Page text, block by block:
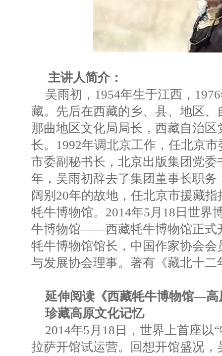
主讲人简介：
吴雨初，1954年生于江西，
藏。先后在西藏的乡、县、地区
那曲地区文化局局长，西藏自治
长。1992年调北京工作，任北京
市委副秘书长，北京出版集团党委
年，吴雨初辞去了集团董事长职
阔别20年的故地，任北京市援藏
牦牛博物馆。2014年5月18日世界
牛博物馆——西藏牦牛博物馆正式
牦牛博物馆馆长，中国作家协会
与发展协会理事。著有《藏北十
延伸阅读《西藏牦牛博物馆—高
珍藏高原文化记忆
2014年5月18日，世界上首座以
拉萨开馆试运营。回想开馆盛况，